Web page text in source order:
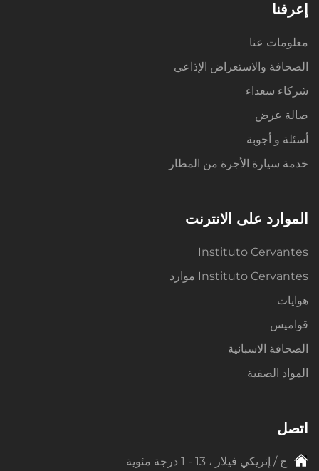
إعرفنا
معلومات عنا
الصحافة والاستعراض الإذاعي
شركاء سعداء
صالة عرض
أسئلة و أجوبة
خدمة سيارة الأجرة من المطار
الموارد على الانترنت
Instituto Cervantes
Instituto Cervantes موارد
هوايات
قواميس
الصحافة الاسبانية
المواد الصفية
اتصل
ج / إنريكي فيلار ، 13 - 1 درجة مئوية